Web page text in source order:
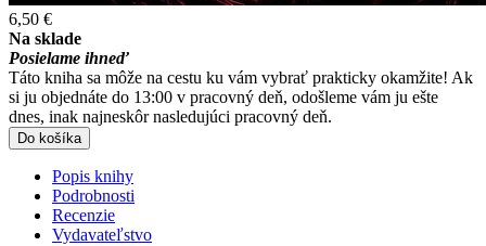
6,50 €
Na sklade
Posielame ihneď
Táto kniha sa môže na cestu ku vám vybrať prakticky okamžite! Ak
si ju objednáte do 13:00 v pracovný deň, odošleme vám ju ešte
dnes, inak najneskôr nasledujúci pracovný deň.
Do košíka
Popis knihy
Podrobnosti
Recenzie
Vydavateľstvo